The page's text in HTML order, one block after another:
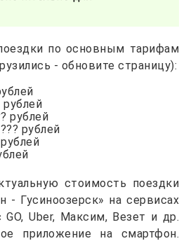
по основным тарифам
- обновите страницу):
рублей
рублей
рублей
стоимость поездки
- Гусиноозерск» на сервисах
GO, Uber, Максим, Везет и др.
приложение на смартфон.